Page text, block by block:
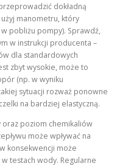
dokładną
użyj manometru, który
pobliżu pompy). Sprawdź,
w instrukcji producenta –
dla standardowych
zbyt wysokie, może to
(np. w wyniku
sytuacji rozważ ponowne
na bardziej elastyczną.
poziom chemikaliów
może wpływać na
konsekwencji może
testach wody. Regularne